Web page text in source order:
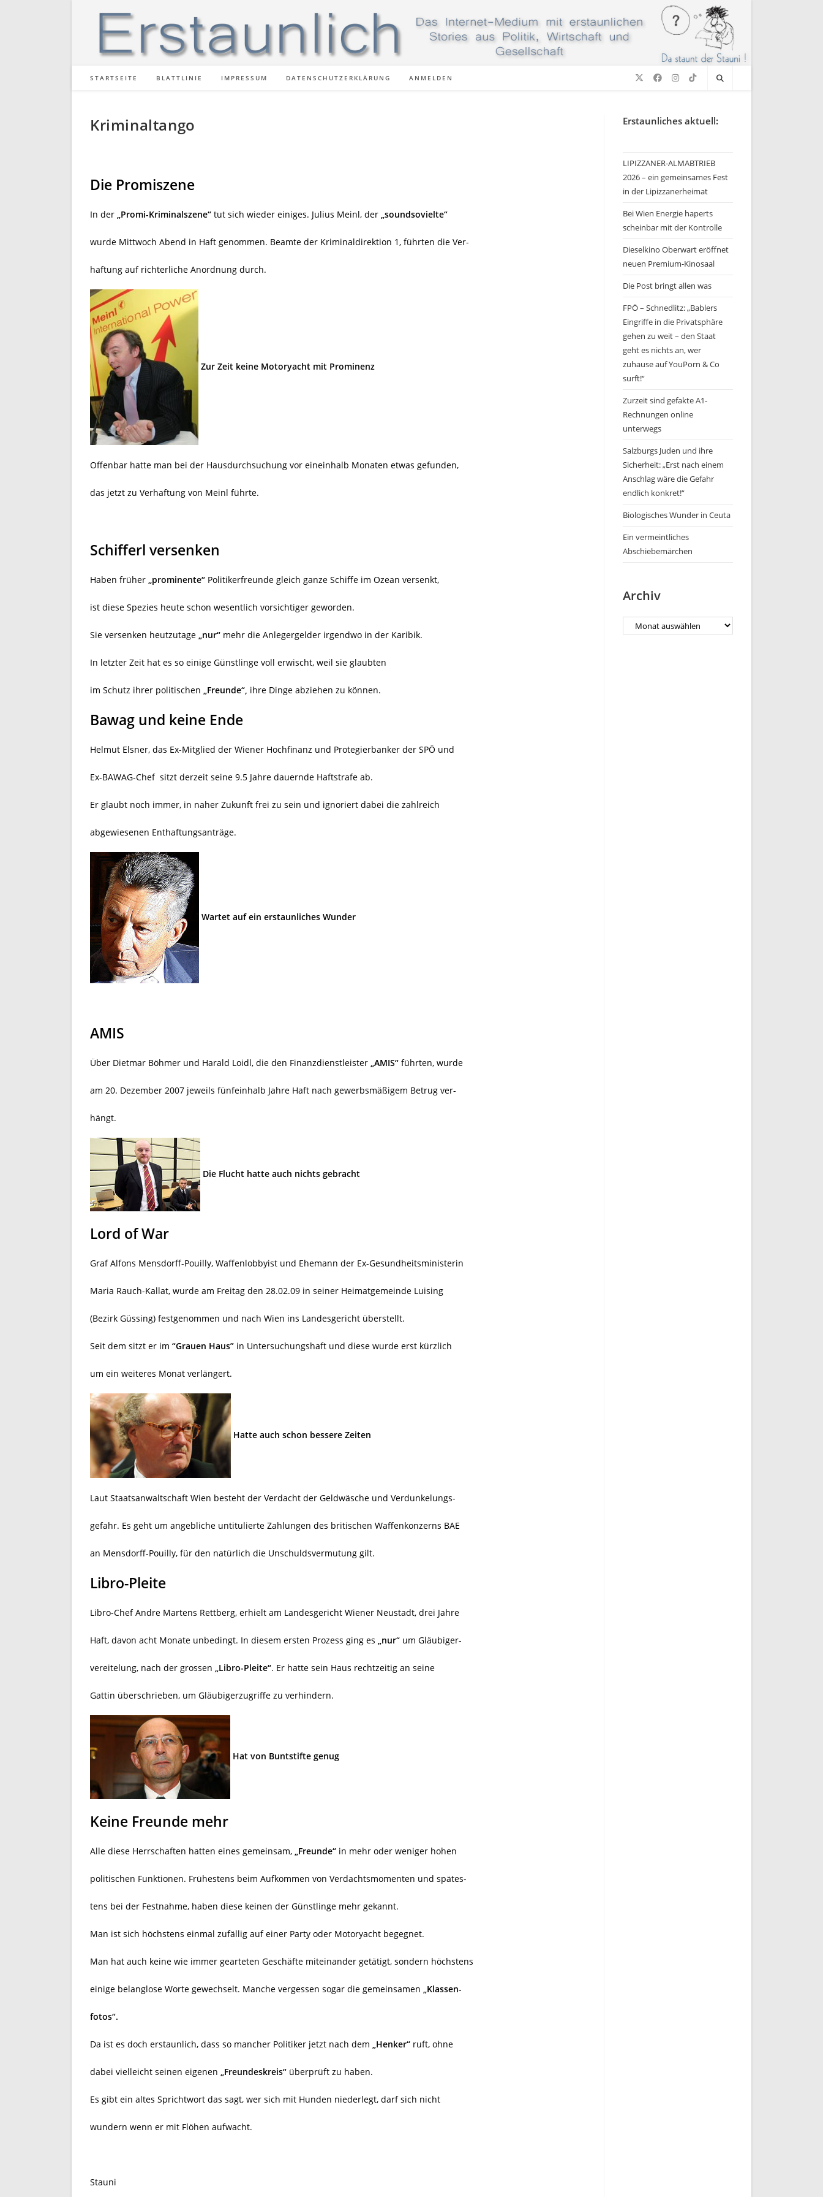
STARTSEITE BLATTLINIE IMPRESSUM DATENSCHUTZERKLÄRUNG ANMELDEN
Kriminaltango
Die Promiszene
In der „Promi-Kriminalszene“ tut sich wieder einiges. Julius Meinl, der „soundsovielte“
wurde Mittwoch Abend in Haft genommen. Beamte der Kriminaldirektion 1, führten die Ver-
haftung auf richterliche Anordnung durch.
Zur Zeit keine Motoryacht mit Prominenz
Offenbar hatte man bei der Hausdurchsuchung vor eineinhalb Monaten etwas gefunden,
das jetzt zu Verhaftung von Meinl führte.
Schifferl versenken
Haben früher „prominente“ Politikerfreunde gleich ganze Schiffe im Ozean versenkt,
ist diese Spezies heute schon wesentlich vorsichtiger geworden.
Sie versenken heutzutage „nur“ mehr die Anlegergelder irgendwo in der Karibik.
In letzter Zeit hat es so einige Günstlinge voll erwischt, weil sie glaubten
im Schutz ihrer politischen „Freunde“, ihre Dinge abziehen zu können.
Bawag und keine Ende
Helmut Elsner, das Ex-Mitglied der Wiener Hochfinanz und Protegierbanker der SPÖ und
Ex-BAWAG-Chef sitzt derzeit seine 9.5 Jahre dauernde Haftstrafe ab.
Er glaubt noch immer, in naher Zukunft frei zu sein und ignoriert dabei die zahlreich
abgewiesenen Enthaftungsanträge.
Wartet auf ein erstaunliches Wunder
AMIS
Über Dietmar Böhmer und Harald Loidl, die den Finanzdienstleister „AMIS“ führten, wurde
am 20. Dezember 2007 jeweils fünfeinhalb Jahre Haft nach gewerbsmäßigem Betrug ver-
hängt.
Die Flucht hatte auch nichts gebracht
Lord of War
Graf Alfons Mensdorff-Pouilly, Waffenlobbyist und Ehemann der Ex-Gesundheitsministerin
Maria Rauch-Kallat, wurde am Freitag den 28.02.09 in seiner Heimatgemeinde Luising
(Bezirk Güssing) festgenommen und nach Wien ins Landesgericht überstellt.
Seit dem sitzt er im “Grauen Haus” in Untersuchungshaft und diese wurde erst kürzlich
um ein weiteres Monat verlängert.
Hatte auch schon bessere Zeiten
Laut Staatsanwaltschaft Wien besteht der Verdacht der Geldwäsche und Verdunkelungs-
gefahr. Es geht um angebliche untitulierte Zahlungen des britischen Waffenkonzerns BAE
an Mensdorff-Pouilly, für den natürlich die Unschuldsvermutung gilt.
Libro-Pleite
Libro-Chef Andre Martens Rettberg, erhielt am Landesgericht Wiener Neustadt, drei Jahre
Haft, davon acht Monate unbedingt. In diesem ersten Prozess ging es „nur“ um Gläubiger-
vereitelung, nach der grossen „Libro-Pleite“. Er hatte sein Haus rechtzeitig an seine
Gattin überschrieben, um Gläubigerzugriffe zu verhindern.
Hat von Buntstifte genug
Keine Freunde mehr
Alle diese Herrschaften hatten eines gemeinsam, „Freunde“ in mehr oder weniger hohen
politischen Funktionen. Frühestens beim Aufkommen von Verdachtsmomenten und spätes-
tens bei der Festnahme, haben diese keinen der Günstlinge mehr gekannt.
Man ist sich höchstens einmal zufällig auf einer Party oder Motoryacht begegnet.
Man hat auch keine wie immer gearteten Geschäfte miteinander getätigt, sondern höchstens
einige belanglose Worte gewechselt. Manche vergessen sogar die gemeinsamen „Klassen-
fotos“.
Da ist es doch erstaunlich, dass so mancher Politiker jetzt nach dem „Henker“ ruft, ohne
dabei vielleicht seinen eigenen „Freundeskreis“ überprüft zu haben.
Es gibt ein altes Sprichtwort das sagt, wer sich mit Hunden niederlegt, darf sich nicht
wundern wenn er mit Flöhen aufwacht.
Stauni
Erstaunliches aktuell:
LIPIZZANER-ALMABTRIEB
2026 – ein gemeinsames Fest
in der Lipizzanerheimat
Bei Wien Energie haperts
scheinbar mit der Kontrolle
Dieselkino Oberwart eröffnet
neuen Premium-Kinosaal
Die Post bringt allen was
FPÖ – Schnedlitz: „Bablers
Eingriffe in die Privatsphäre
gehen zu weit – den Staat
geht es nichts an, wer
zuhause auf YouPorn & Co
surft!“
Zurzeit sind gefakte A1-
Rechnungen online
unterwegs
Salzburgs Juden und ihre
Sicherheit: „Erst nach einem
Anschlag wäre die Gefahr
endlich konkret!“
Biologisches Wunder in Ceuta
Ein vermeintliches
Abschiebemärchen
Archiv
Archiv